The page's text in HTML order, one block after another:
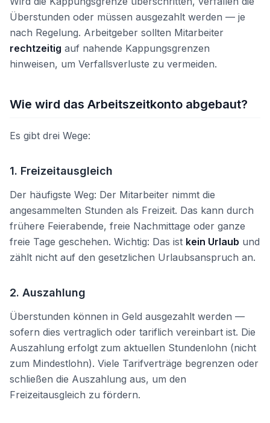
Überstunden oder müssen ausgezahlt werden — je
nach Regelung. Arbeitgeber sollten Mitarbeiter
rechtzeitig auf nahende Kappungsgrenzen
hinweisen, um Verfallsverluste zu vermeiden.
Wie wird das Arbeitszeitkonto abgebaut?
Es gibt drei Wege:
1. Freizeitausgleich
Der häufigste Weg: Der Mitarbeiter nimmt die
angesammelten Stunden als Freizeit. Das kann durch
frühere Feierabende, freie Nachmittage oder ganze
freie Tage geschehen. Wichtig: Das ist kein Urlaub und
zählt nicht auf den gesetzlichen Urlaubsanspruch an.
2. Auszahlung
Überstunden können in Geld ausgezahlt werden —
sofern dies vertraglich oder tariflich vereinbart ist. Die
Auszahlung erfolgt zum aktuellen Stundenlohn (nicht
zum Mindestlohn). Viele Tarifverträge begrenzen oder
schließen die Auszahlung aus, um den
Freizeitausgleich zu fördern.